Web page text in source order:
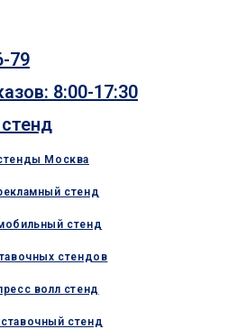
79
8:00-17:30
Москва
стенд
стенд
стендов
волл стенд
стенд